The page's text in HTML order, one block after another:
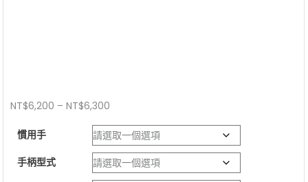
NT$6,200 – NT$6,300
格
範
圍：
NT$6,200
慣用手
手柄型式